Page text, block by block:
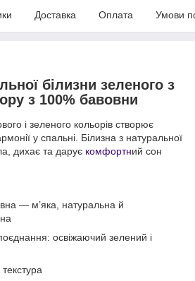
Доставка Оплата Умови
білизни зеленого з
з 100% бавовни
і зеленого кольорів створює
у спальні. Білизна з натуральної
дихає та дарує комфортний сон
— м’яка, натуральна й
освіжаючий зелений і